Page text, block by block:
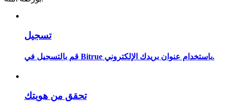
تسجيل
قم بالتسجيل في Bitrue باستخدام عنوان بريدك الإلكتروني.
تحقق من هويتك